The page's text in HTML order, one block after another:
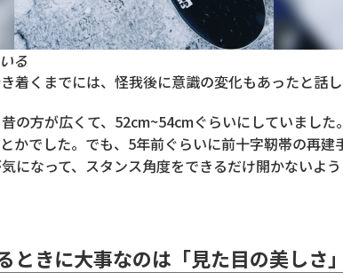
る
着くまでには、怪我後に意識の変化もあったと話
昔の方が広くて、52cm~54cmぐらいにしていました
かでした。でも、5年前ぐらいに前十字靭帯の再建
になって、スタンス角度をできるだけ開かないよ
ときに大事なのは「見た目の美しさ